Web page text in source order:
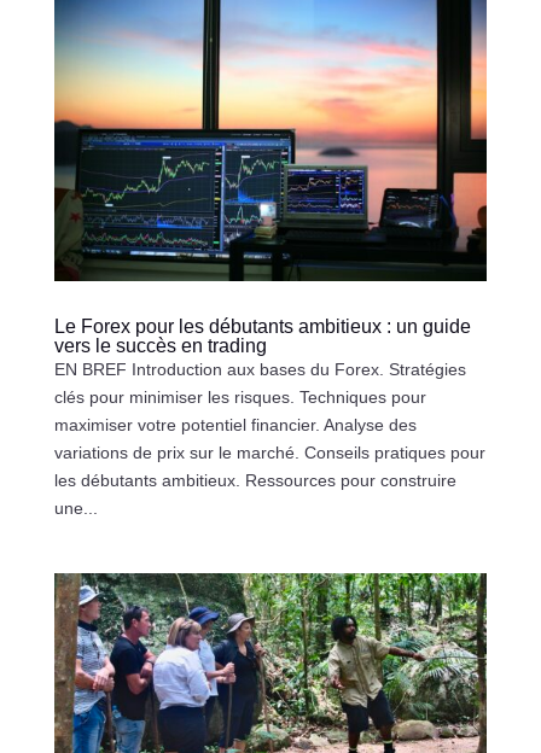
Le Forex pour les débutants ambitieux : un guide
vers le succès en trading
EN BREF Introduction aux bases du Forex. Stratégies
clés pour minimiser les risques. Techniques pour
maximiser votre potentiel financier. Analyse des
variations de prix sur le marché. Conseils pratiques pour
les débutants ambitieux. Ressources pour construire
une...